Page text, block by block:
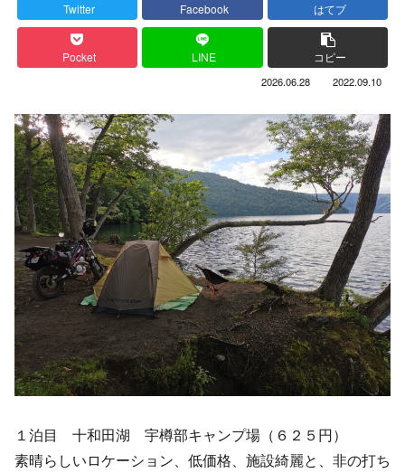
Twitter Facebook はてブ
Pocket LINE コピー
2026.06.28 2022.09.10
１泊目 十和田湖 宇樽部キャンプ場（６２５円）
素晴らしいロケーション、低価格、施設綺麗と、非の打ち